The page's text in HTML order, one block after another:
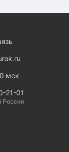
мск
21-01
России